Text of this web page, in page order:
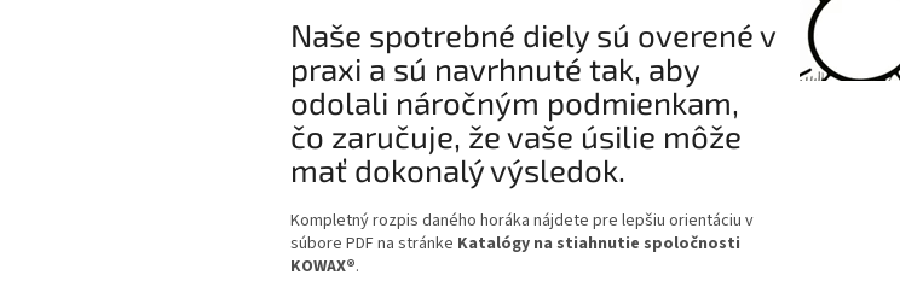
Naše spotrebné diely sú overené v
praxi a sú navrhnuté tak, aby
odolali náročným podmienkam,
čo zaručuje, že vaše úsilie môže
mať dokonalý výsledok.
Kompletný rozpis daného horáka nájdete pre lepšiu orientáciu v
súbore PDF na stránke Katalógy na stiahnutie spoločnosti
KOWAX®.